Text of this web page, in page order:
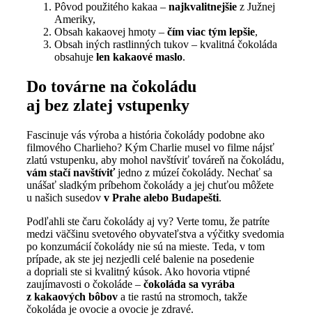
Pôvod použitého kakaa – najkvalitnejšie z Južnej
Ameriky,
Obsah kakaovej hmoty – čím viac tým lepšie,
Obsah iných rastlinných tukov – kvalitná čokoláda
obsahuje len kakaové maslo.
Do továrne na čokoládu
aj bez zlatej vstupenky
Fascinuje vás výroba a história čokolády podobne ako
filmového Charlieho? Kým Charlie musel vo filme nájsť
zlatú vstupenku, aby mohol navštíviť továreň na čokoládu,
vám stačí navštíviťjedno z múzeí čokolády. Nechať sa
unášať sladkým príbehom čokolády a jej chuťou môžete
u našich susedov v Prahe alebo Budapešti.
Podľahli ste čaru čokolády aj vy? Verte tomu, že patríte
medzi väčšinu svetového obyvateľstva a výčitky svedomia
po konzumácií čokolády nie sú na mieste. Teda, v tom
prípade, ak ste jej nezjedli celé balenie na posedenie
a dopriali ste si kvalitný kúsok. Ako hovoria vtipné
zaujímavosti o čokoláde – čokoláda sa vyrába
z kakaových bôbov a tie rastú na stromoch, takže
čokoláda je ovocie a ovocie je zdravé.